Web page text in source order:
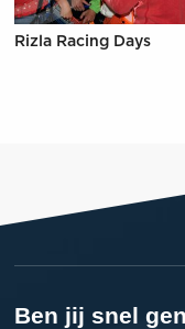
Rizla Racing Days
Ben jij snel